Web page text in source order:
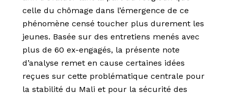
celle du chômage dans l’émergence de ce
phénomène censé toucher plus durement les
jeunes. Basée sur des entretiens menés avec
plus de 60 ex-engagés, la présente note
d’analyse remet en cause certaines idées
reçues sur cette problématique centrale pour
la stabilité du Mali et pour la sécurité des